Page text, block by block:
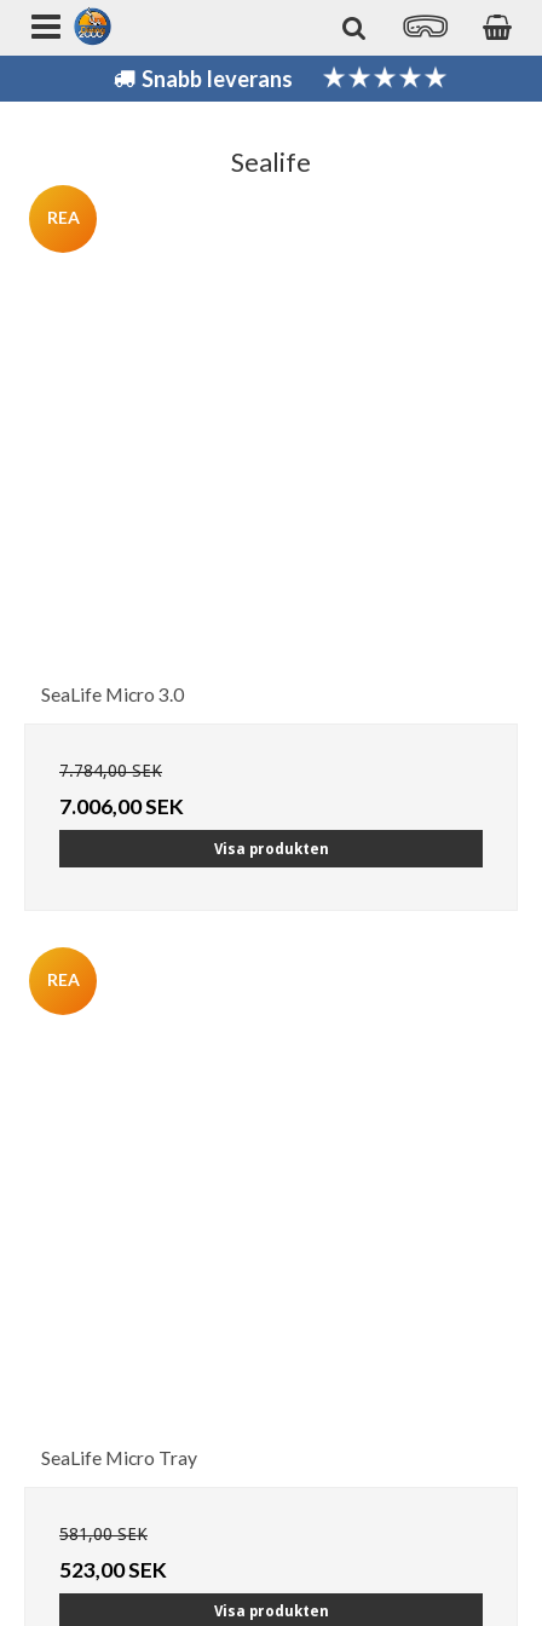
Snabb leverans
Sealife
REA
SeaLife Micro 3.0
7.784,00 SEK
7.006,00 SEK
Visa produkten
REA
SeaLife Micro Tray
581,00 SEK
523,00 SEK
Visa produkten